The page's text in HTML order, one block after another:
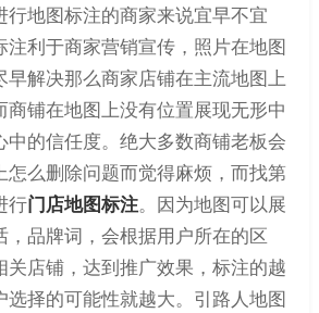
行地图标注的商家来说宜早不宜
注利于商家营销宣传，照片在地图
早解决那么商家店铺在主流地图上
商铺在地图上没有位置展现无形中
中的信任度。绝大多数商铺老板会
怎么删除问题而觉得麻烦，而找第
行门店地图标注。因为地图可以展
，品牌词，会根据用户所在的区
关店铺，达到推广效果，标注的越
选择的可能性就越大。引路人地图